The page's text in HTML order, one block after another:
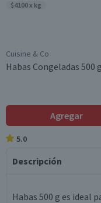
$4100 x kg
Cuisine & Co
Habas Congeladas 500 g
Agregar
5.0
Descripción
Habas 500 g es ideal